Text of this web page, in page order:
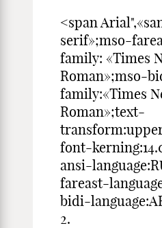
<span
serif»;mso-
family: «Times
Roman»;mso-
family:«Times
Roman»;text-
font-
ansi-
fareast-
bidi-
2.